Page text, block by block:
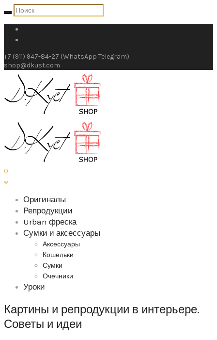
+7 (911) 947-84-27 (WhatsApp Telegram)
shop@dkust.com
0
w
Оригиналы
Репродукции
Urban фреска
Сумки и аксессуары
Аксессуары
Кошельки
Сумки
Очечники
Уроки
Картины и репродукции в интерьере.
Советы и идеи